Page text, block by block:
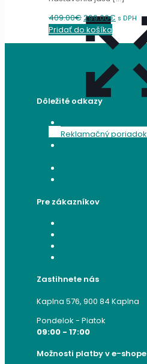
409.00€Original
price
was:
409.00€.
299.00€ Current
is:
299.00€.
s DPH
Pridať do košíka
Dôležité odkazy
Reklamačný poriadok
Pre zákazníkov
Zastihnete nás
Kaplna 576, 900 84 Kaplna
Pondelok - Piatok
09:00 - 17:00
Možnosti platby v e-shope